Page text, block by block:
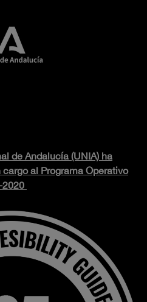
de Andalucía (UNIA) ha
al Programa Operativo
2020